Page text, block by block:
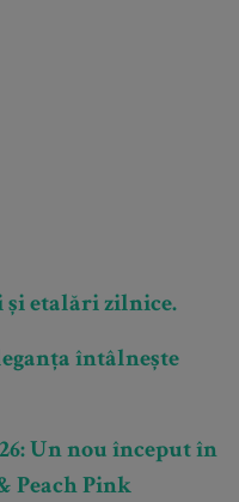
etalări zilnice.
întâlnește
Un nou început în
Peach Pink